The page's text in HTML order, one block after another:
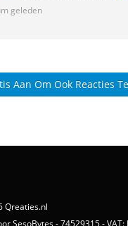
geleden
Aan Om Ook Reacties
Qreaties.nl
SesoBytes - 74529315 -